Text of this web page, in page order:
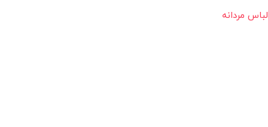
لباس مردانه